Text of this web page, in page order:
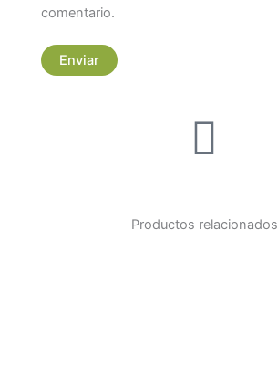
comentario.
Productos relacionados